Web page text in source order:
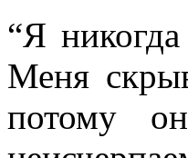
“Я
Меня
потому